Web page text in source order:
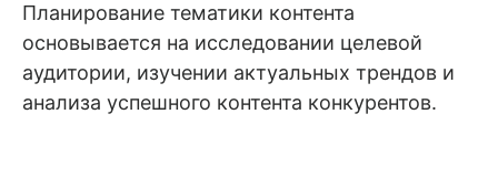
Планирование тематики контента
основывается на исследовании целевой
аудитории, изучении актуальных трендов и
анализа успешного контента конкурентов.